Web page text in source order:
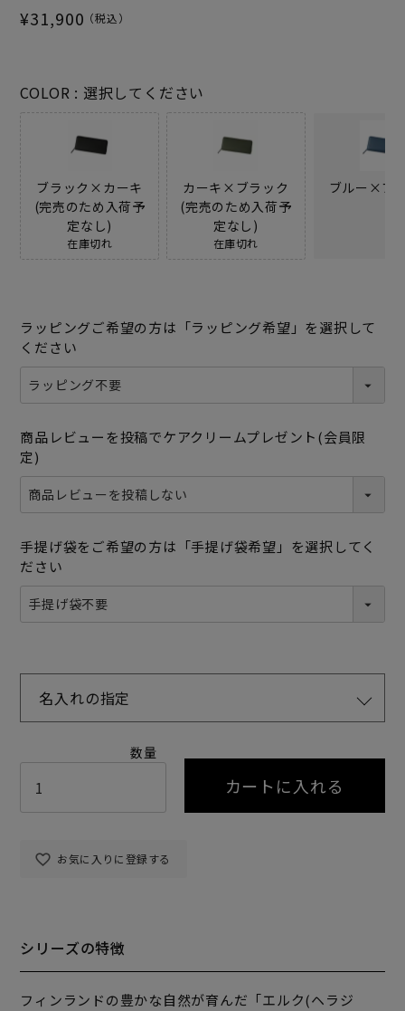
¥31,900
COLOR 選択してください
ブラック×カーキ
(完売のため入荷予
定なし)
在庫切れ
カーキ×ブラック
(完売のため入荷予
定なし)
在庫切れ
ブルー×ブ
お気に入りに登録する
カートに入れる
ラッピングご希望の方は「ラッピング希望」を選択して
ください
商品レビューを投稿でケアクリームプレゼント(会員限
定)
手提げ袋をご希望の方は「手提げ袋希望」を選択してく
ださい
名入れの指定
シリーズの特徴
フィンランドの豊かな自然が育んだ「エルク(ヘラジ